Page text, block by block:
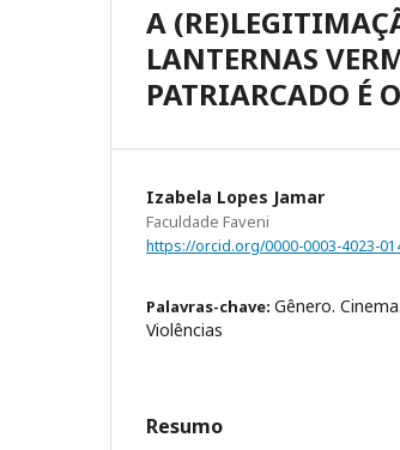
A
LANTERNAS
PATRIARCADO É
Izabela Lopes Jamar
Faculdade Faveni
https://orcid.org/0000-0003-4023-
Palavras-chave: Gênero.
Violências
Resumo